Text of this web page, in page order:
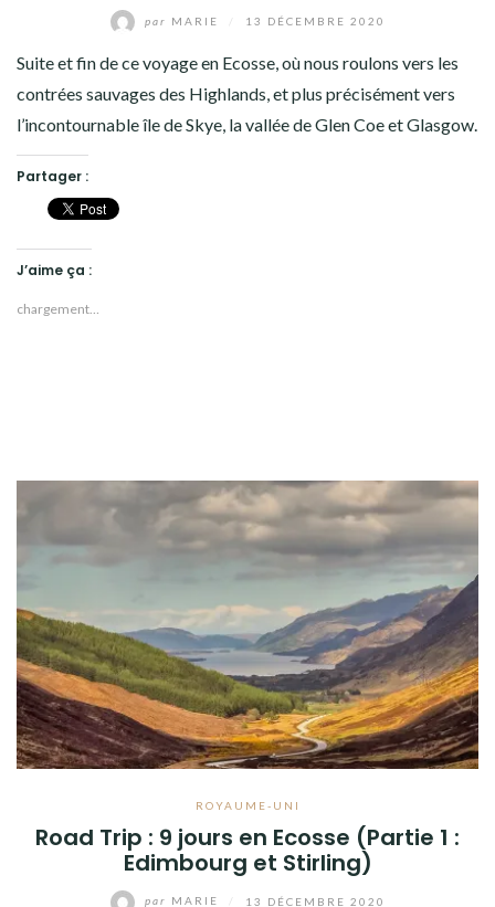
par MARIE 13 DÉCEMBRE 2020
Suite et fin de ce voyage en Ecosse, où nous roulons vers les
contrées sauvages des Highlands, et plus précisément vers
l’incontournable île de Skye, la vallée de Glen Coe et Glasgow.
Partager :
J’aime ça :
chargement…
ROYAUME-UNI
Road Trip : 9 jours en Ecosse (Partie 1 :
Edimbourg et Stirling)
par MARIE 13 DÉCEMBRE 2020